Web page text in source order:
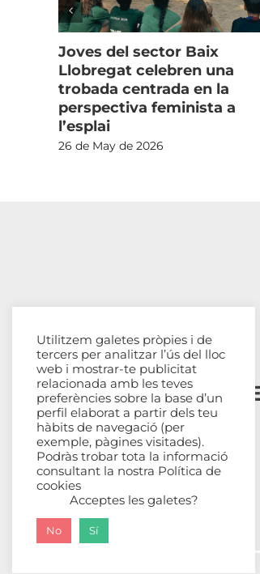
Joves del sector Baix
Llobregat celebren una
trobada centrada en la
perspectiva feminista a
l’esplai
26 de May de 2026
Esplais Catalans,
Qui som
Com ens organitzem
Transparència
Fes-te sòcia
Utilitzem galetes pròpies i de
tercers per analitzar l’ús del lloc
web i mostrar-te publicitat
relacionada amb les teves
preferències sobre la base d’un
perfil elaborat a partir dels teu
hàbits de navegació (per
exemple, pàgines visitades).
Podràs trobar tota la informació
consultant la nostra Política de
cookies
Acceptes les galetes?
No Sí